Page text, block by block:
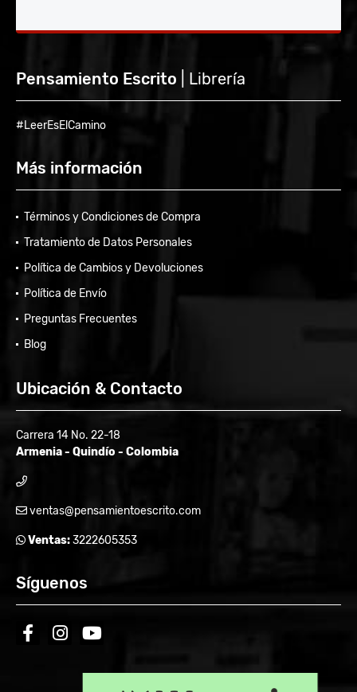
Pensamiento Escrito | Librería
#LeerEsElCamino
Más información
Términos y Condiciones de Compra
Tratamiento de Datos Personales
Política de Cambios y Devoluciones
Política de Envío
Preguntas Frecuentes
Blog
Ubicación & Contacto
Carrera 14 No. 22-18
Armenia - Quindío - Colombia
ventas@pensamientoescrito.com
Ventas:3222605353
Síguenos
facebookinstagramyoutube